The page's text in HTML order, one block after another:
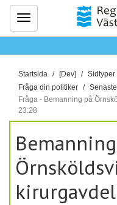
Meny
D
u
ä
r
h
ä
r
:
Startsida [Dev]
Sidtyper
Fråga din politiker
Fråga - Bemanning på
23:28